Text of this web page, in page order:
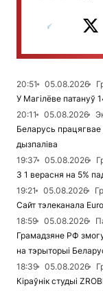
20:51 05.08.2026
У Магілёве патануў
20:11
05.08.2026
Беларусь працягвае
дызпаліва
19:37
05.08.2026
З 1 верасня на 5%
19:21
05.08.2026
Сайт тэлеканала
18:59
05.08.2026
Грамадзяне РФ
на тэрыторыі
18:39
05.08.2026
Кіраўнік студыі